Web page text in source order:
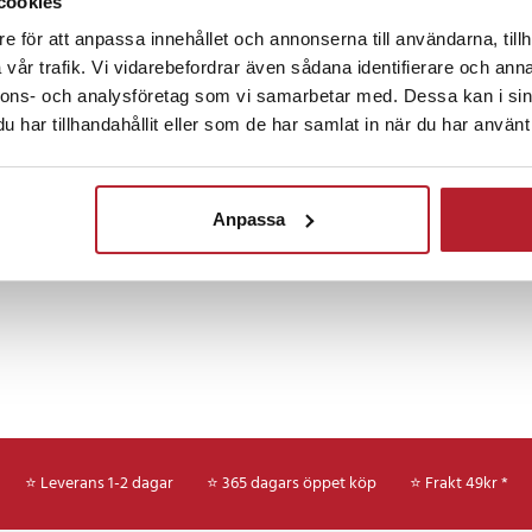
för att anpassa innehållet och annonserna till användarna,
trafik. Vi vidarebefordrar även sådana identifierare och
och analysföretag som vi samarbetar med. Dessa kan i
har tillhandahållit eller som de har samlat in när du har
Anpassa
skorstenständare en pålitlig
glöd varje gång
eller kemikalier.
Hem & Trädgård Trädgård & balkong
Övriga grilltillbehör
⭐ Leverans 1-2 dagar ⭐ 365 dagars öppet köp ⭐ Frakt 49kr *